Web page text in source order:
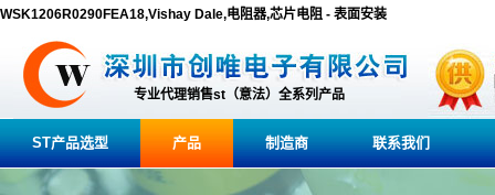
WSK1206R0290FEA18,Vishay Dale,电阻器,芯片电阻 - 表面安装
专业代理销售st（意法）全系列产品
ST产品选型 产品 制造商 联系我们